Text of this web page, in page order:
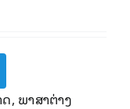
, ພາສາຕ່າງ